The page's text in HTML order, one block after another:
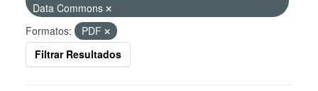
Data Commons
Formatos:
PDF
Filtrar Resultados